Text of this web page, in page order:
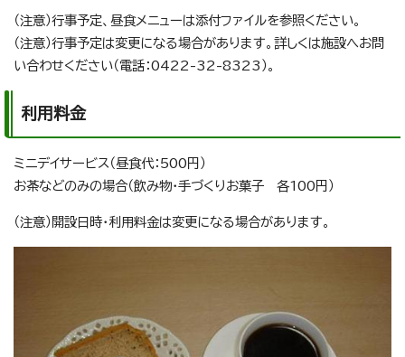
（注意）行事予定、昼食メニューは添付ファイルを参照ください。
（注意）行事予定は変更になる場合があります。詳しくは施設へお問
い合わせください（電話：0422-32-8323）。
利用料金
ミニデイサービス（昼食代：500円）
お茶などのみの場合（飲み物・手づくりお菓子 各100円）
（注意）開設日時・利用料金は変更になる場合があります。